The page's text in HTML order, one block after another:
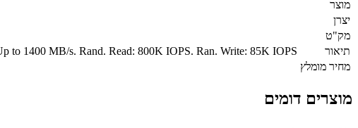
מוצר
יצרן
מק"ט
תיאור
to 1400 MB/s. Rand. Read: 800K IOPS. Ran. Write: 85K IOPS
מחיר מומלץ
מוצרים דומים